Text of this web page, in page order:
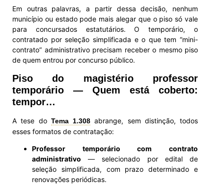
Em outras palavras, a partir dessa decisão, nenhum
município ou estado pode mais alegar que o piso só vale
para concursados estatutários. O temporário, o
contratado por seleção simplificada e o que tem “mini-
contrato” administrativo precisam receber o mesmo piso
de quem entrou por concurso público.
Piso do magistério professor
temporário — Quem está coberto:
tempor…
A tese do Tema 1.308 abrange, sem distinção, todos
esses formatos de contratação:
Professor temporário com contrato
administrativo — selecionado por edital de
seleção simplificada, com prazo determinado e
renovações periódicas.